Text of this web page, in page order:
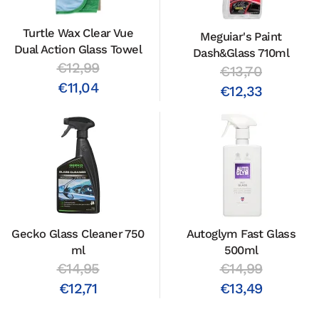
Turtle Wax Clear Vue
Dual Action Glass Towel
€12,99
€11,04
Meguiar's Paint
Dash&Glass 710ml
€13,70
€12,33
Gecko Glass Cleaner 750
ml
€14,95
€12,71
Autoglym Fast Glass
500ml
€14,99
€13,49